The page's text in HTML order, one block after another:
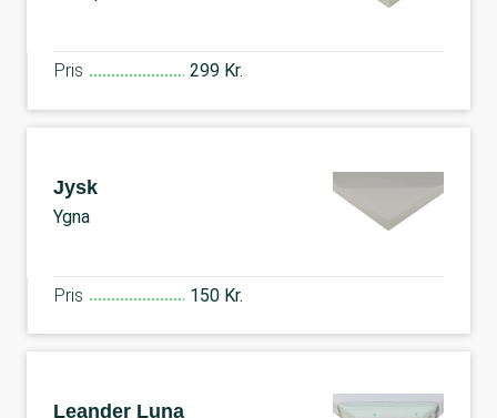
Pris 299 Kr.
Jysk
Ygna
Pris 150 Kr.
Leander Luna